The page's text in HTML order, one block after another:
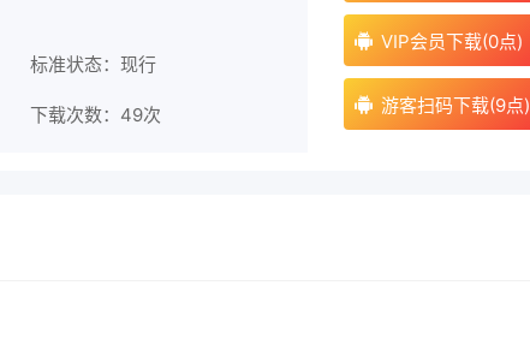
标准状态：现行
下载次数： 49次
VIP会员下载(0点)
游客扫码下载(9点)